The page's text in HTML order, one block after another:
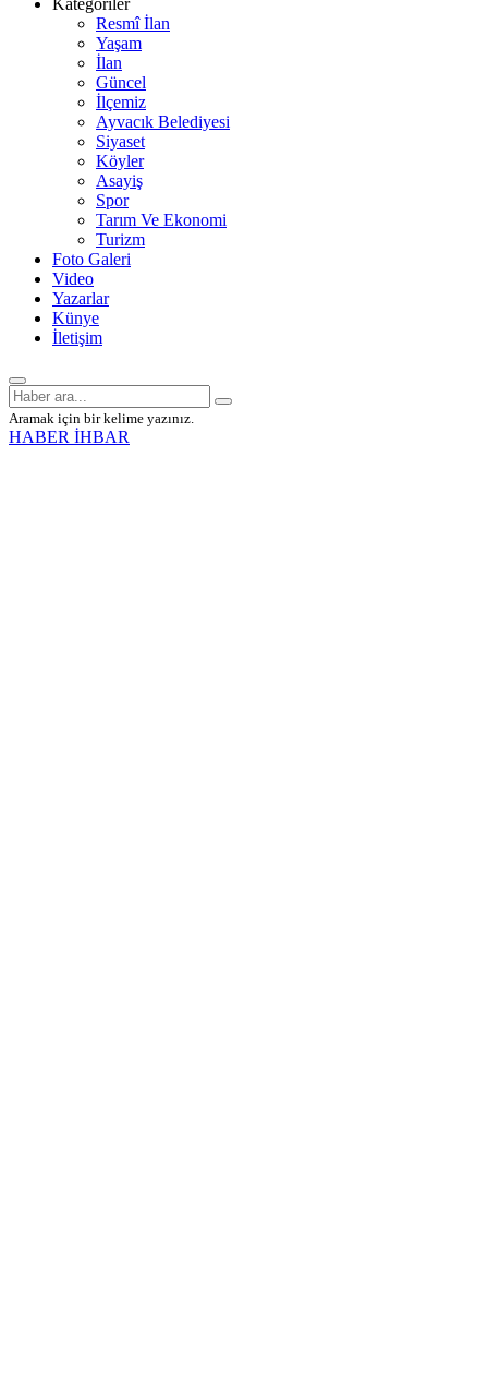
Kategoriler
Resmî İlan
Yaşam
İlan
Güncel
İlçemiz
Ayvacık Belediyesi
Siyaset
Köyler
Asayiş
Spor
Tarım Ve Ekonomi
Turizm
Foto Galeri
Video
Yazarlar
Künye
İletişim
Aramak için bir kelime yazınız.
HABER İHBAR